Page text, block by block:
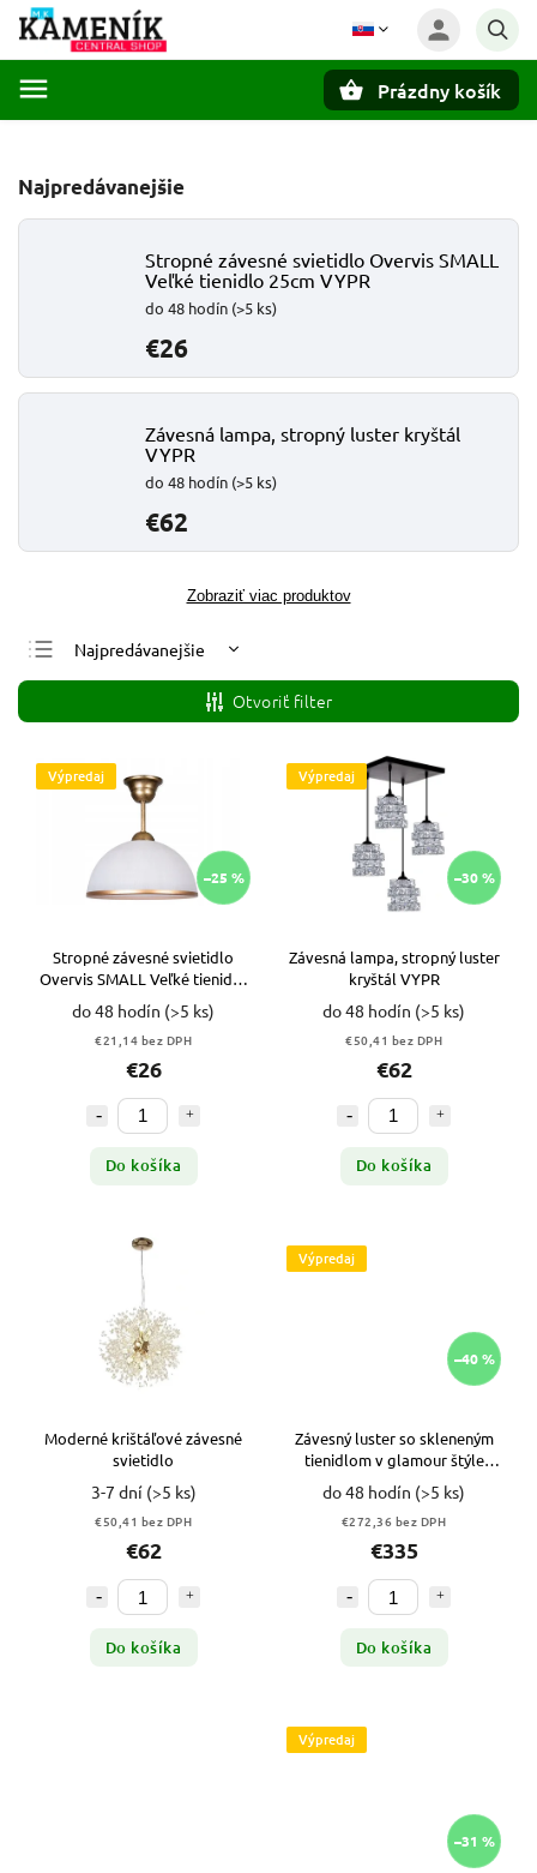
Prázdny košík
Najpredávanejšie
Stropné závesné svietidlo Overvis SMALL
Veľké tienidlo 25cm VYPR
do 48 hodín (>5 ks)
€26
Závesná lampa, stropný luster kryštál
VYPR
do 48 hodín (>5 ks)
€62
Zobraziť viac produktov
Najpredávanejšie
Najlacnejšie
Najdrahšie
Abecedne
Otvoriť filter
Výpredaj
–25 %
Stropné závesné svietidlo
Overvis SMALL Veľké tienidlo
25cm VYPR
do 48 hodín (>5 ks)
€21,14 bez DPH
€26
Do košíka
Výpredaj
–30 %
Závesná lampa, stropný luster
kryštál VYPR
do 48 hodín (>5 ks)
€50,41 bez DPH
€62
Do košíka
Moderné krištáľové závesné
svietidlo
3-7 dní (>5 ks)
€50,41 bez DPH
€62
Do košíka
Výpredaj
–40 %
Závesný luster so skleneným
tienidlom v glamour štýle
ZLATÝ VYPR
do 48 hodín (>5 ks)
€272,36 bez DPH
€335
Do košíka
Výpredaj
–31 %